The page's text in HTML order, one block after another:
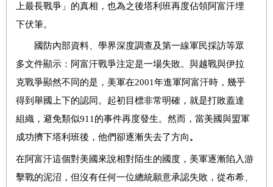
上最長戰爭」的真相，也為之後塔利班再度佔領阿富汗埋
下伏筆。
國防內部資料、學界深度調查及第一線軍民採訪等眾
多文件顯示：阿富汗戰爭注定是一場失敗。與越戰與伊拉
克戰爭顯然不同的是，美軍在2001年進軍阿富汗時，幾乎
得到舉國上下的認同。起初目標非常明確，就是打敗蓋達
組織，避免類似911的事件再度發生。然而，當美國與盟軍
成功擠下塔利班後，他們卻逐漸失去了方向 。
在阿富汗這個對美國來說相對陌生的國度，美軍逐漸陷入游
擊戰的泥沼，但沒有任何一位總統願意承認失敗，從布希、